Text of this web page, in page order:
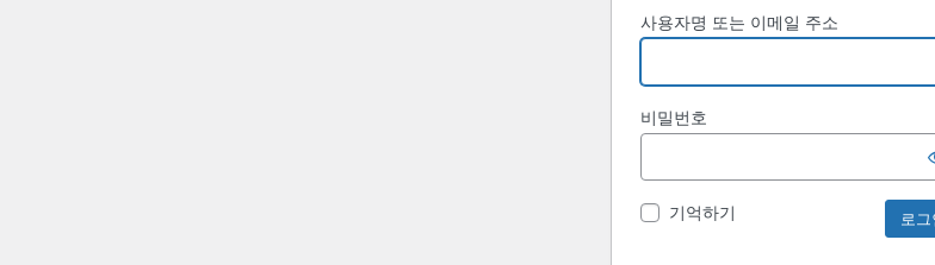
사용자명 또는 이메일 주소
비밀번호
기억하기